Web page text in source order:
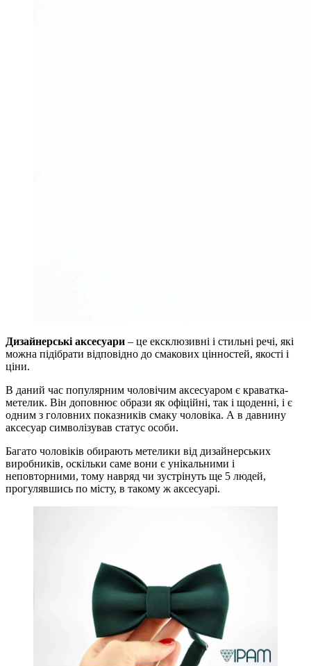
Дизайнерські аксесуари – це ексклюзивні і стильні речі, які
можна підібрати відповідно до смакових цінностей, якості і
ціни.
В даний час популярним чоловічим аксесуаром є краватка-
метелик. Він доповнює образи як офіційні, так і щоденні, і є
одним з головних показників смаку чоловіка. А в давнину
аксесуар символізував статус особи.
Багато чоловіків обирають метелики від дизайнерських
виробників, оскільки саме вони є унікальними і
неповторними, тому навряд чи зустрінуть ще 5 людей,
прогулявшись по місту, в такому ж аксесуарі.